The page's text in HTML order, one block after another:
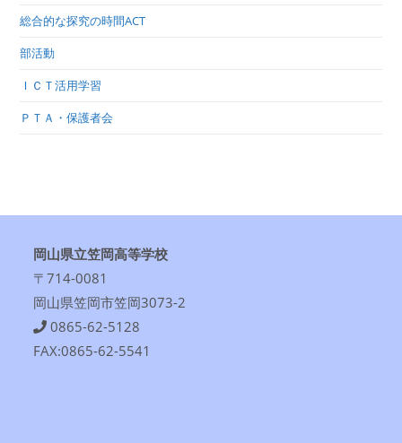
総合的な探究の時間ACT
部活動
ＩＣＴ活用学習
ＰＴＡ・保護者会
岡山県立笠岡高等学校
〒714-0081
岡山県笠岡市笠岡3073-2
0865-62-5128
FAX:0865-62-5541